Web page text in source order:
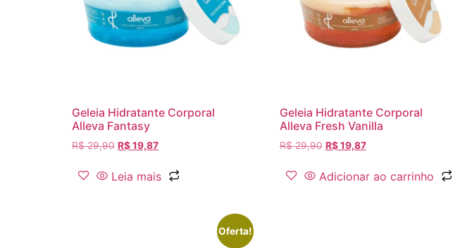
Geleia Hidratante Corporal
Alleva Fantasy
R$29,90 R$19,87
Leia mais
Geleia Hidratante Corporal
Alleva Fresh Vanilla
R$29,90 R$19,87
Adicionar ao carrinho
Oferta!